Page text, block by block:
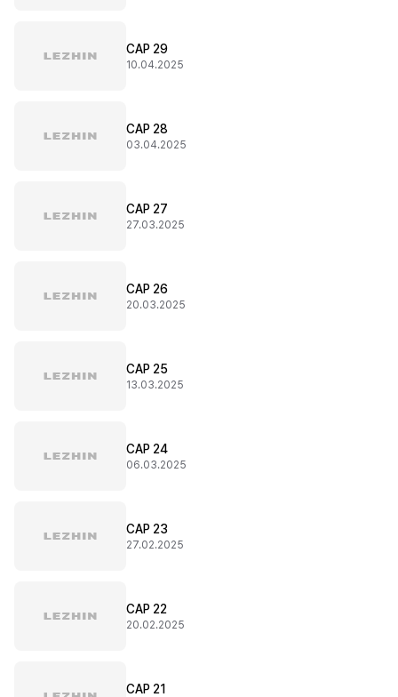
CAP 29
10.04.2025
CAP 28
03.04.2025
CAP 27
27.03.2025
CAP 26
20.03.2025
CAP 25
13.03.2025
CAP 24
06.03.2025
CAP 23
27.02.2025
CAP 22
20.02.2025
CAP 21